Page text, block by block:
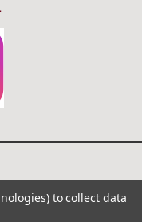
51 KÄLLÖ-KNIPPLAto collect data